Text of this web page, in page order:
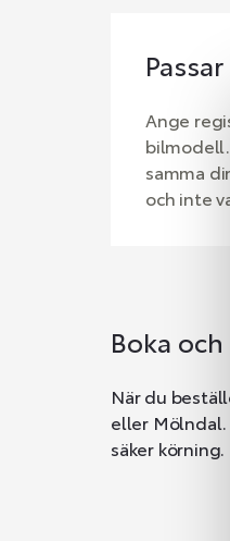
Ange
samma
och inte
Boka
När du
eller
säker körning.